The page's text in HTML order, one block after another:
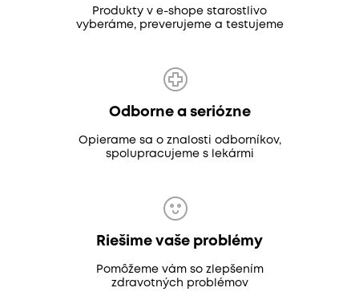
Produkty v e-shope starostlivo
vyberáme, preverujeme a testujeme
Odborne a seriózne
Opierame sa o znalosti odborníkov,
spolupracujeme s lekármi
Riešime vaše problémy
Pomôžeme vám so zlepšením
zdravotných problémov